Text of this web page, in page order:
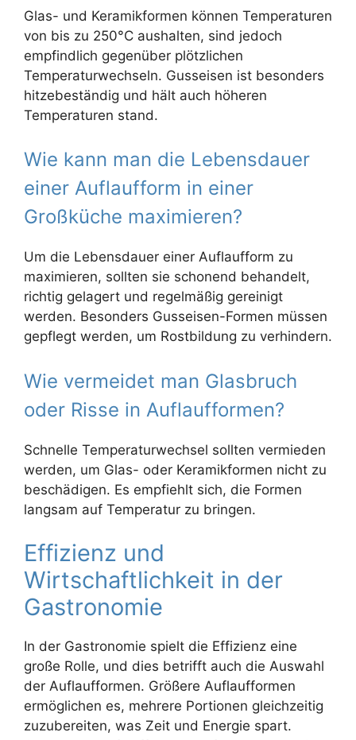
Glas- und Keramikformen können Temperaturen
von bis zu 250°C aushalten, sind jedoch
empfindlich gegenüber plötzlichen
Temperaturwechseln. Gusseisen ist besonders
hitzebeständig und hält auch höheren
Temperaturen stand.
Wie kann man die Lebensdauer
einer Auflaufform in einer
Großküche maximieren?
Um die Lebensdauer einer Auflaufform zu
maximieren, sollten sie schonend behandelt,
richtig gelagert und regelmäßig gereinigt
werden. Besonders Gusseisen-Formen müssen
gepflegt werden, um Rostbildung zu verhindern.
Wie vermeidet man Glasbruch
oder Risse in Auflaufformen?
Schnelle Temperaturwechsel sollten vermieden
werden, um Glas- oder Keramikformen nicht zu
beschädigen. Es empfiehlt sich, die Formen
langsam auf Temperatur zu bringen.
Effizienz und
Wirtschaftlichkeit in der
Gastronomie
In der Gastronomie spielt die Effizienz eine
große Rolle, und dies betrifft auch die Auswahl
der Auflaufformen. Größere Auflaufformen
ermöglichen es, mehrere Portionen gleichzeitig
zuzubereiten, was Zeit und Energie spart.